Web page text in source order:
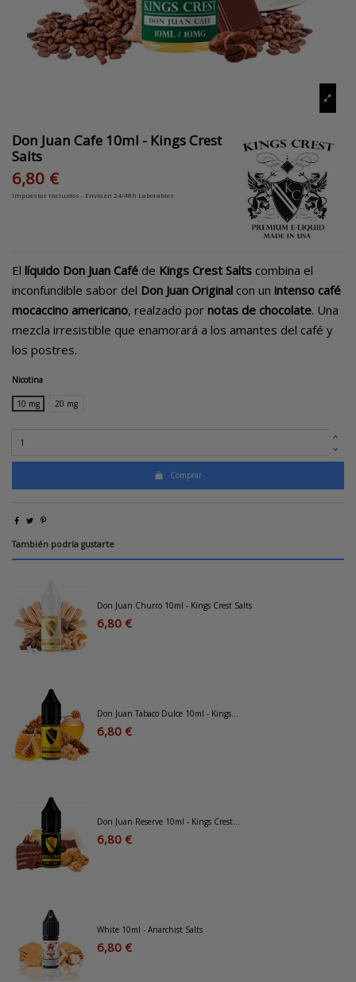
Don Juan Cafe 10ml - Kings Crest
Salts
6,80 €
Impuestos incluidos - Envío en 24/48h Laborables
El líquido Don Juan Café de Kings Crest Salts combina el
inconfundible sabor del Don Juan Original con un intenso café
mocaccino americano, realzado por notas de chocolate. Una
mezcla irresistible que enamorará a los amantes del café y
los postres.
Nicotina
10 mg 20 mg
Comprar
También podría gustarte
Don Juan Churro 10ml - Kings Crest Salts
6,80 €
Don Juan Tabaco Dulce 10ml - Kings...
6,80 €
Don Juan Reserve 10ml - Kings Crest...
6,80 €
White 10ml - Anarchist Salts
6,80 €